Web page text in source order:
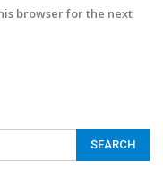
browser for the next